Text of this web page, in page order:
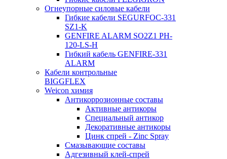
Огнеупорные силовые кабели
Гибкие кабели SEGURFOC-331
SZ1-K
GENFIRE ALARM SO2Z1 PH-
120-LS-H
Гибкий кабель GENFIRE-331
ALARM
Кабели контрольные
BIGGFLEX
Weicon химия
Антикоррозионные составы
Активные антикоры
Специальный антикор
Декоративные антикоры
Цинк спрей - Zinc Spray
Смазывающие составы
Адгезивный клей-спрей